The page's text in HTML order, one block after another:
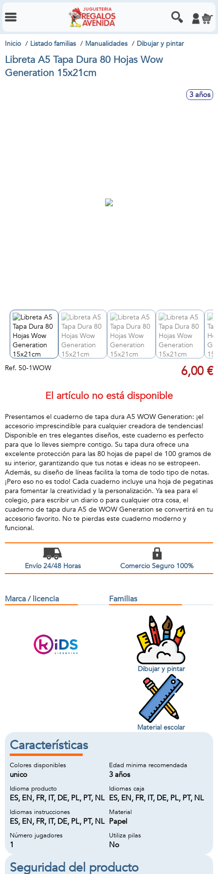
Inicio Listado familias Manualidades Dibujar y pintar
Libreta A5 Tapa Dura 80 Hojas Wow
Generation 15x21cm
3 años
Ref. 50-1WOW 6,00 €
El artículo no está disponible
Presentamos el cuaderno de tapa dura A5 WOW Generation: ¡el
accesorio imprescindible para cualquier creadora de tendencias!
Disponible en tres elegantes diseños, este cuaderno es perfecto
para que lo lleves siempre contigo. Su tapa dura ofrece una
excelente protección para las 80 hojas de papel de 100 gramos de
su interior, garantizando que tus notas e ideas no se estropeen.
Además, su diseño de líneas facilita la toma de todo tipo de notas.
¡Pero eso no es todo! Cada cuaderno incluye una hoja de pegatinas
para fomentar la creatividad y la personalización. Ya sea para el
colegio, para escribir un diario o para cualquier otra cosa, el
cuaderno de tapa dura A5 de WOW Generation se convertirá en tu
accesorio favorito. No te pierdas este cuaderno moderno y
funcional.
Envío 24/48 Horas Comercio Seguro 100%
Marca / licencia Familias
Dibujar y pintar
Material escolar
Características
Colores disponibles
unico
Edad minima recomendada
3 años
Idioma producto
ES, EN, FR, IT, DE, PL, PT, NL
Idiomas caja
ES, EN, FR, IT, DE, PL, PT, NL
Idiomas instrucciones
ES, EN, FR, IT, DE, PL, PT, NL
Material
Papel
Número jugadores
1
Utiliza pilas
No
Seguridad del producto